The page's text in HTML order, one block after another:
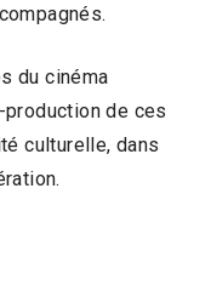
du cinéma
de ces
culturelle, dans